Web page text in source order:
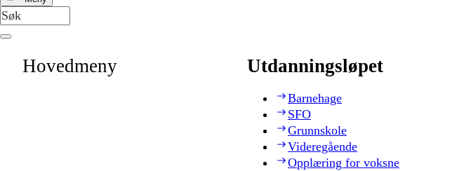
Hovedmeny Utdanningsløpet
Barnehage
SFO
Grunnskole
Videregående
Opplæring for voksne